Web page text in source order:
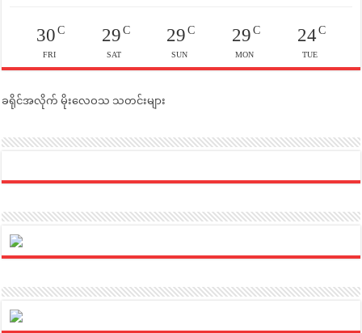
30C
FRI
29C
SAT
29 C
SUN
29C
MON
24C
TUE
ခရိုင်အလိုက် မိုးလေဝသ သတင်းများ